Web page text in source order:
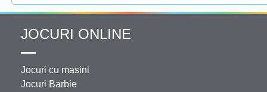
JOCURI ONLINE
Jocuri cu masini
Jocuri Barbie